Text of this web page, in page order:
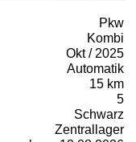
Pkw
Kombi
Okt / 2025
Automatik
15 km
5
Schwarz
Zentrallager